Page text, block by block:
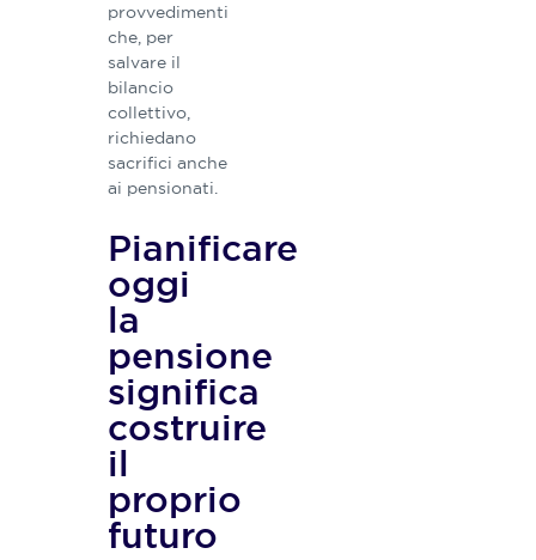
provvedimenti
che, per
salvare il
bilancio
collettivo,
richiedano
sacrifici anche
ai pensionati.
Pianificare
oggi
la
pensione
significa
costruire
il
proprio
futuro